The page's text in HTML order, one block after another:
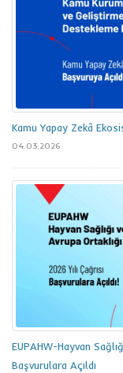
Kamu Yapay Zekâ
04.03.2026
EUPAHW-Hayvan
Başvurulara Açıldı